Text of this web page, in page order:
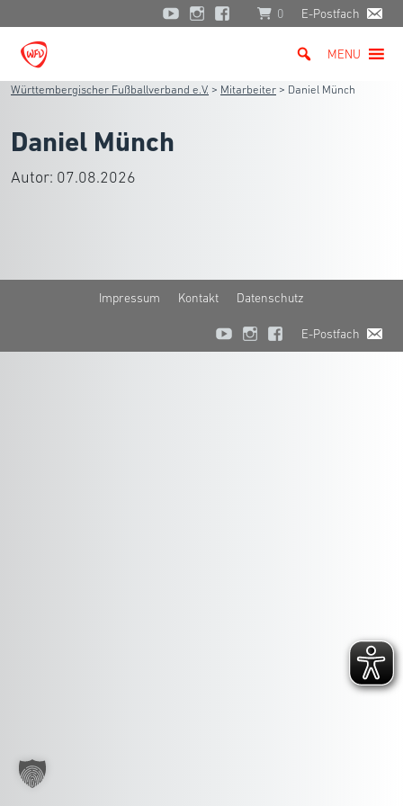
0 E-Postfach
MENU
Württembergischer Fußballverband e.V. > Mitarbeiter > Daniel Münch
Daniel Münch
Autor: 07.08.2026
Impressum Kontakt Datenschutz
E-Postfach